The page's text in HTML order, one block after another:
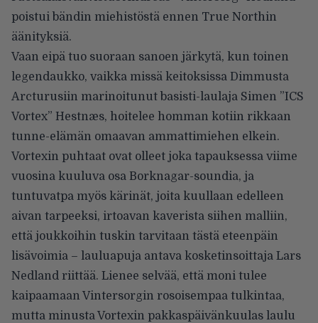
poistui bändin miehistöstä ennen True Northin
äänityksiä.
Vaan eipä tuo suoraan sanoen järkytä, kun toinen
legendaukko, vaikka missä keitoksissa Dimmusta
Arcturusiin marinoitunut basisti-laulaja Simen ”ICS
Vortex” Hestnæs, hoitelee homman kotiin rikkaan
tunne-elämän omaavan ammattimiehen elkein.
Vortexin puhtaat ovat olleet joka tapauksessa viime
vuosina kuuluva osa Borknagar-soundia, ja
tuntuvatpa myös kärinät, joita kuullaan edelleen
aivan tarpeeksi, irtoavan kaverista siihen malliin,
että joukkoihin tuskin tarvitaan tästä eteenpäin
lisävoimia – lauluapuja antava kosketinsoittaja Lars
Nedland riittää. Lienee selvää, että moni tulee
kaipaamaan Vintersorgin rosoisempaa tulkintaa,
mutta minusta Vortexin pakkaspäivänkuulas laulu